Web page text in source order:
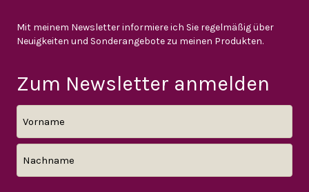
Mit meinem Newsletter informiere ich Sie regelmäßig über
Neuigkeiten und Sonderangebote zu meinen Produkten.
Zum Newsletter anmelden